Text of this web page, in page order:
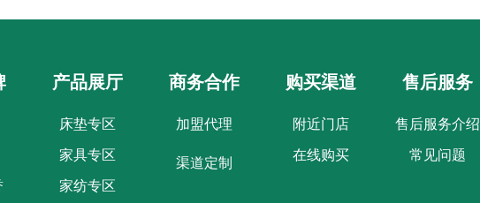
产品展厅
床垫专区
家具专区
家纺专区
商务合作
加盟代理
渠道定制
购买渠道
附近门店
在线购买
售后服务
售后服务介绍
常见问题